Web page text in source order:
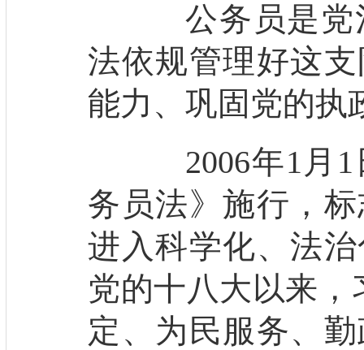
公务员是党
法依规管理好这
能力、巩固党的执
2006年1月1
务员法》施行，
进入科学化、法
党的十八大以来
定、为民服务、